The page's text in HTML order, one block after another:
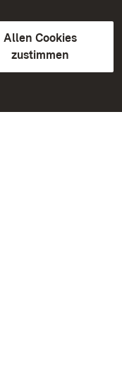
Allen Cookies
zustimmen